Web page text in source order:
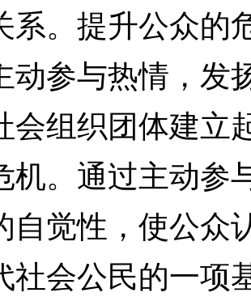
系。提升公众的
动参与热情，发
会组织团体建立
机。通过主动参
自觉性，使公众
社会公民的一项